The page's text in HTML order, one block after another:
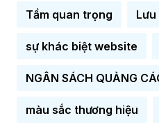
Tầm quan trọng
sự khác biệt website
NGÂN SÁCH QUẢNG
màu sắc thương hiệu